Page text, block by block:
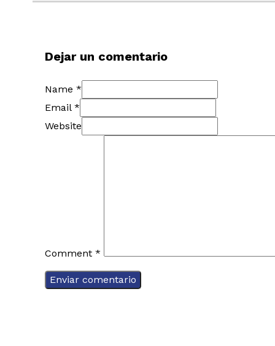
Dejar un comentario
Name *
Email *
Website
Comment *